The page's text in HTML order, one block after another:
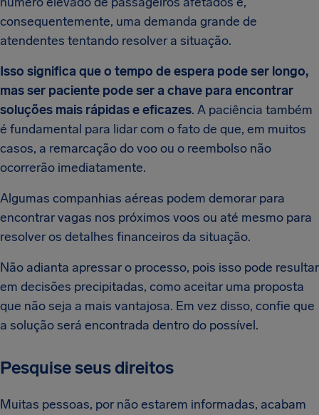
consequentemente, uma demanda grande de
atendentes tentando resolver a situação.
Isso significa que o tempo de espera pode ser longo,
mas ser paciente pode ser a chave para encontrar
soluções mais rápidas e eficazes. A paciência também
é fundamental para lidar com o fato de que, em muitos
casos, a remarcação do voo ou o reembolso não
ocorrerão imediatamente.
Algumas companhias aéreas podem demorar para
encontrar vagas nos próximos voos ou até mesmo para
resolver os detalhes financeiros da situação.
Não adianta apressar o processo, pois isso pode resultar
em decisões precipitadas, como aceitar uma proposta
que não seja a mais vantajosa. Em vez disso, confie que
a solução será encontrada dentro do possível.
Pesquise seus direitos
Muitas pessoas, por não estarem informadas, acabam